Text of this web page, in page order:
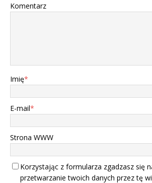
Komentarz
Imię*
E-mail*
Strona WWW
Korzystając z formularza zgadzasz się
przetwarzanie twoich danych przez tę